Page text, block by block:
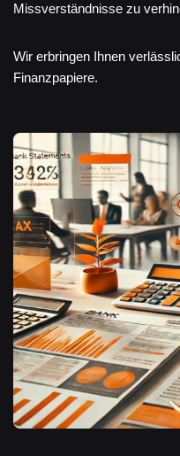
Missverständnisse zu
Wir erbringen Ihnen
Finanzpapiere.